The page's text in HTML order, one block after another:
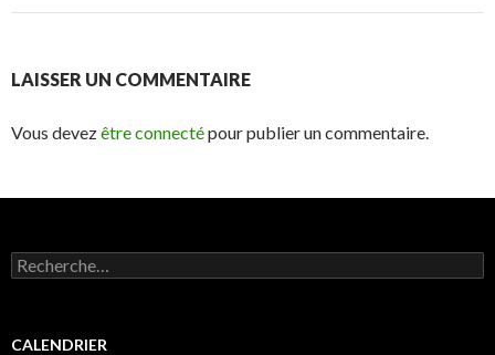
LAISSER UN COMMENTAIRE
Vous devezêtre connectépour publier un commentaire.
R
e
e
CALENDRIER